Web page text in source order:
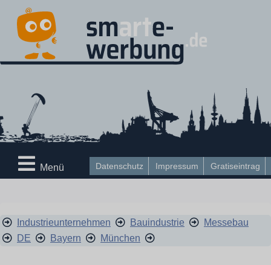
Datenschutz Impressum Gratiseintrag
Menü
Industrieunternehmen Bauindustrie
Messebau
DE
Bayern München